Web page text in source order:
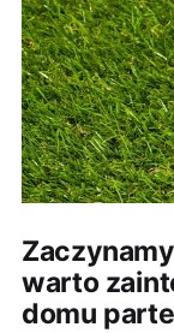
warto
domu